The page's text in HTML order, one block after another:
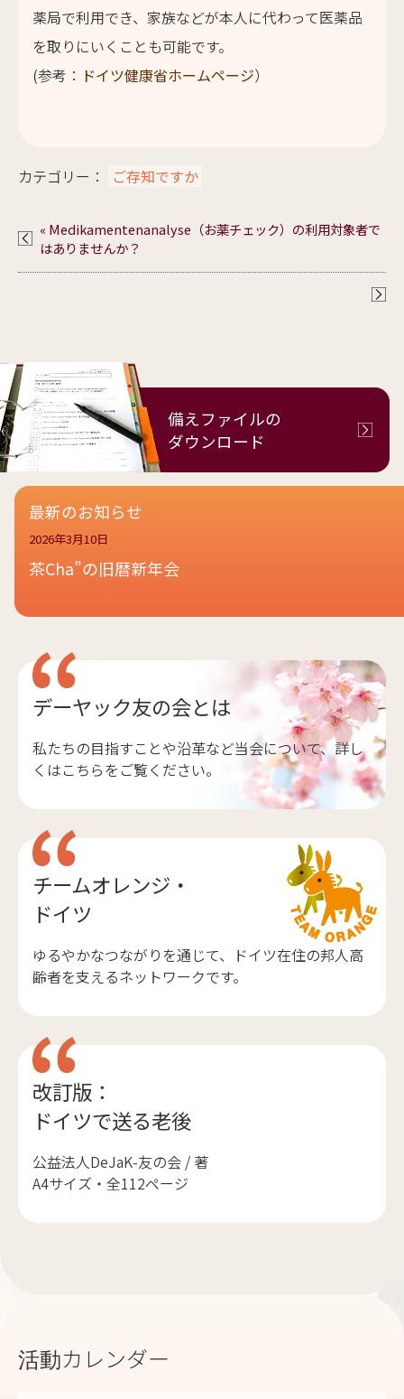
薬局で利用でき、家族などが本人に代わって医薬品
を取りにいくことも可能です。
(参考： ドイツ健康省ホームページ）
カテゴリー： ご存知ですか
« Medikamentenanalyse（お薬チェック）の利用対象者で
はありませんか？
備えファイルの
ダウンロード
最新のお知らせ
2026年3月10日
茶Cha”の旧暦新年会
デーヤック友の会とは
私たちの目指すことや沿革など当会について、詳し
くはこちらをご覧ください。
チームオレンジ・
ドイツ
ゆるやかなつながりを通じて、ドイツ在住の邦人高
齢者を支えるネットワークです。
改訂版：
ドイツで送る老後
公益法人DeJaK-友の会 / 著
A4サイズ・全112ページ
活動カレンダー